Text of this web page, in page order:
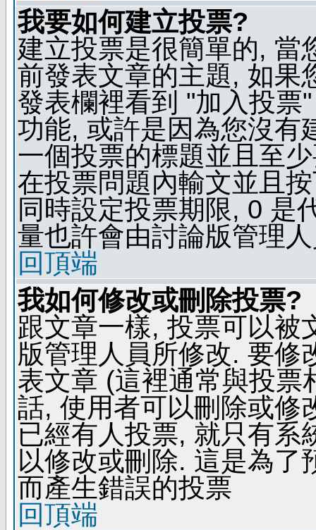
我要如何建立投票?
建立投票是很簡單的, 當
前發表文章的主題, 如果
發表欄裡看到 "加入投票
功能, 或許是因為您沒有
一個投票的標題並且至
在投票問題內輸文並且
同時設定投票期限, 0 是
量也許會由討論版管理
回頂端
我如何修改或刪除投票?
跟文章一樣, 投票可以被
版管理人員所修改. 要修
表文章 (這裡通常與投票
話, 使用者可以刪除或修
已經有人投票, 就只有系
以修改或刪除. 這是為了
而產生錯誤的投票
回頂端